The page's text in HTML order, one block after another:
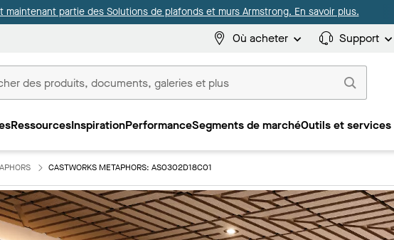
maintenant partie des Solutions de plafonds et murs Armstrong. En savoir plus.
Où acheter Support
RessourcesInspirationPerformanceSegments de marchéOutils et services
CASTWORKS METAPHORS: AS0302D18C01